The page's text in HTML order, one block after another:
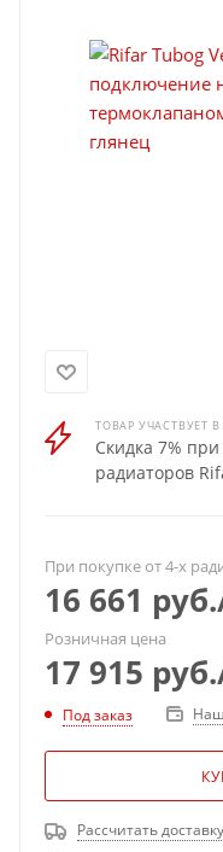
ТОВАР УЧАСТВУЕТ
Скидка 7%
радиаторов
При покупке от 4-х
16 661 руб.
Розничная цена
17 915 руб.
Под заказ
Рассчитать доставку